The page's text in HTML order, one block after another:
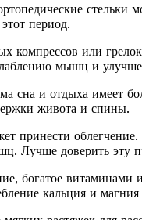
стельки
период.
компрессов или
мышц и
сна и отдыха имеет
живота и спины.
принести
Лучше доверить эту
богатое
кальция и